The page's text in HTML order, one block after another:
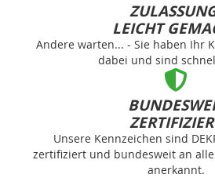
LEICHT
Andere warten... - Sie haben Ihr
dabei und sind
Unsere Kennzeichen sind
zertifiziert und bundesweit an
anerkannt.